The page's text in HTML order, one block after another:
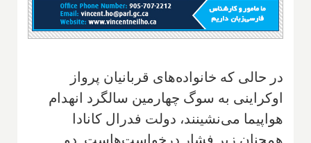
در حالی که خانواده‌های قربانیان پرواز
اوکراینی به سوگ چهارمین سالگرد انهدام
هواپیما می‌نشینند، دولت فدرال کانادا
همچنان زیر فشار درخواست‌هاست. دو